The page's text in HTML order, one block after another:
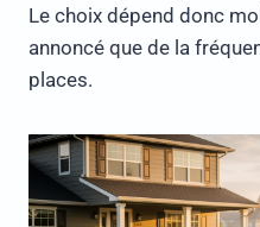
Le choix dépend donc
annoncé que de la
places.